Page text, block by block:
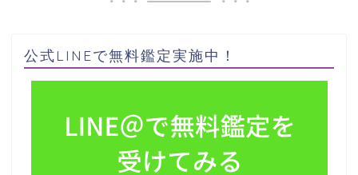
公式LINEで無料鑑定実施中！